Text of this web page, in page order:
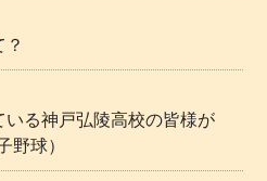
る神戸弘陵高校の皆様が
球）